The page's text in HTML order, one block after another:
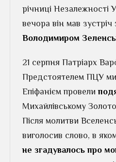
річниці Незалежності
вечора він мав зустріч
Володимиром
21 серпня Патріарх
Предстоятелем ПЦУ
Епіфанієм провели
Михайлівському
Після молитви
виголосив слово, в
не згадувалось про